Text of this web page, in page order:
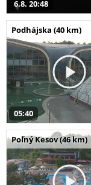
6.8. 20:48
Podhájska (40 km)
05:40
Poľný Kesov (46 km)